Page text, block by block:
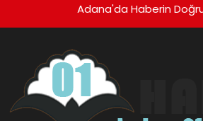
Adana'da Haberin